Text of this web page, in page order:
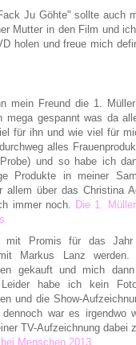
Ju Göhte" sollte auch
Mutter in den Film und
holen und freue mich
mein Freund die 1.
mega gespannt was da
für ihn und wie viel für
alles
und so habe ich
Produkte in meiner
allem über das Christina
immer noch. Die 1.
mit Promis für das
Markus Lanz werden.
gekauft und mich
habe ich kein
und die Show-
war es irgendwo
TV-Aufzeichnung
Menschen 2013